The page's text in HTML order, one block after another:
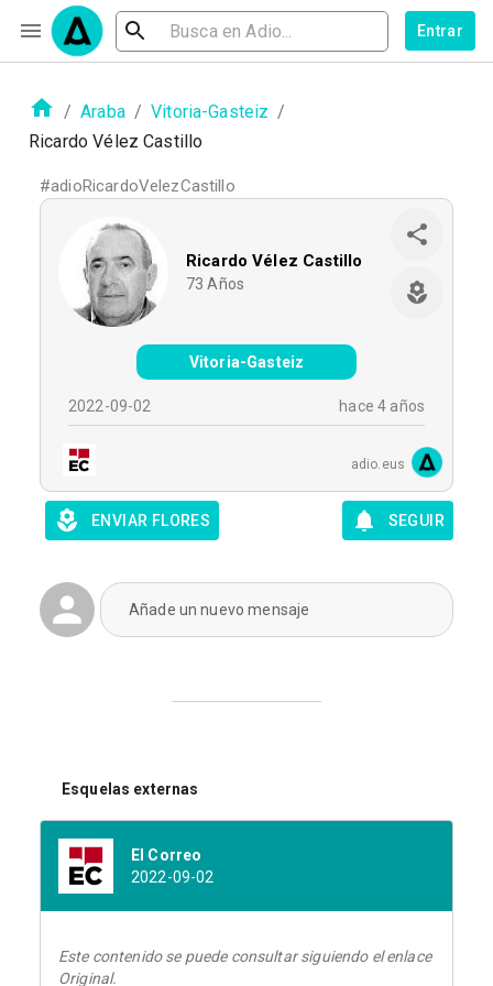
Entrar
/ Araba / Vitoria-Gasteiz /
Ricardo Vélez Castillo
#adioRicardoVelezCastillo
Ricardo Vélez Castillo
73 Años
Vitoria-Gasteiz
2022-09-02 hace 4 años
adio.eus
ENVIAR FLORES SEGUIR
Añade un nuevo mensaje
Esquelas externas
El Correo
2022-09-02
Este contenido se puede consultar siguiendo el enlace
Original.